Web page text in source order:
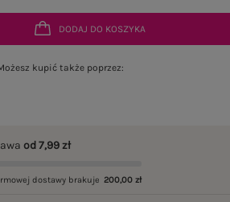
DODAJ DO KOSZYKA
kupić także poprzez:
od 7,99 zł
dostawy brakuje 200,00 zł